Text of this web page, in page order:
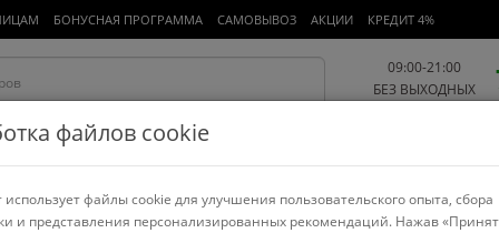
БОНУСНАЯ ПРОГРАММА САМОВЫВОЗ АКЦИИ КРЕДИТ 4%
09:00-21:00
БЕЗ ВЫХОДНЫХ
Работа и офис Авто и мото Детям и мамам Красота и
спорт
файлов cookie
файлы cookie для улучшения пользовательского опыта, сбора
и представления персонализированных рекомендаций. Нажав